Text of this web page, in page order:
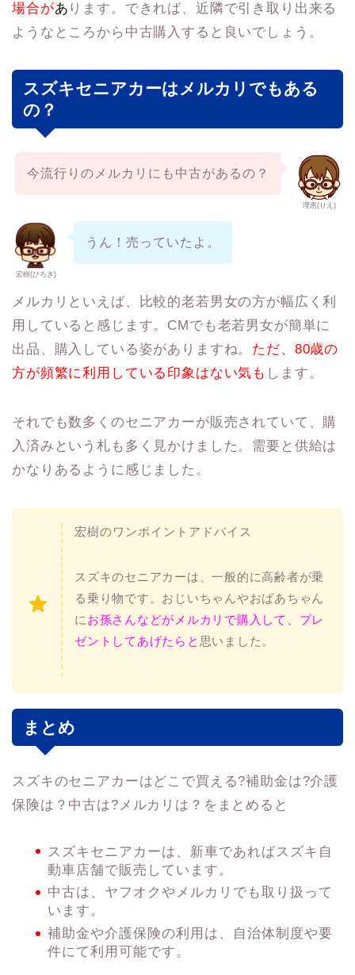
場合があ ります。できれば、近隣で引き取り出来る
ようなところから中古購入すると良いでしょう。
スズキセニアカーはメルカリでもある
の？
理恵(りえ)
今流行りのメルカリにも中古があるの？
宏樹(ひろき)
うん！売っていたよ。
メルカリといえば、比較的老若男女の方が幅広く利
用していると感じます。CMでも老若男女が簡単に
出品、購入している姿がありますね。 ただ、80歳の
方が頻繁に利用している印象はない気も します。
それでも数多くのセニアカーが販売されていて、購
入済みという札も多く見かけました。需要と供給は
かなりあるように感じました。
宏樹のワンポイントアドバイス
スズキのセニアカーは、一般的に高齢者が乗
る乗り物です。おじいちゃんやおばあちゃん
に お孫さんなどがメルカリで購入して、プレ
ゼントしてあげたらと 思いました。
まとめ
スズキのセニアカーはどこで買える?補助金は?介護
保険は？中古は?メルカリは？をまとめると
スズキセニアカーは、新車であればスズキ自
動車店舗で販売しています。
中古は、ヤフオクやメルカリでも取り扱って
います。
補助金や介護保険の利用は、自治体制度や要
件にて利用可能です。